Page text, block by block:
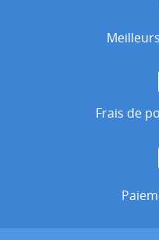
Frais de